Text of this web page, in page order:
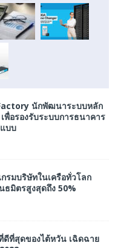
นักพัฒนาระบบหลัก
พื่อรองรับระบบการธนาคาร
บบ
รมบริษัทในเครือทั่วโลก
ธมิตรสูงสุดถึง 50%
ดีที่สุดของไต้หวัน เฉิดฉาย